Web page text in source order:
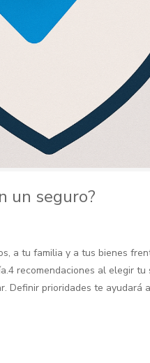
un seguro?
a tu familia y a tus bienes
recomendaciones al elegir
Definir prioridades te ayudará